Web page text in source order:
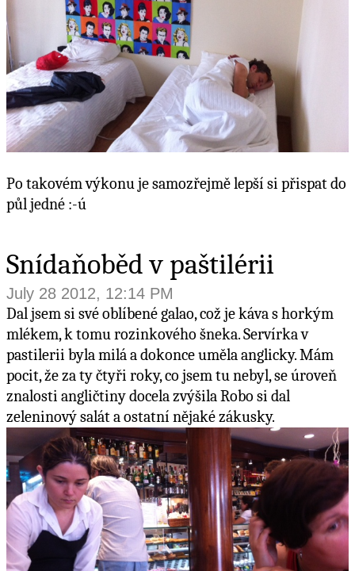
Po takovém výkonu je samozřejmě lepší si přispat do
půl jedné :-ú
Snídaňoběd v paštilérii
July 28 2012, 12:14 PM
Dal jsem si své oblíbené galao, což je káva s horkým
mlékem, k tomu rozinkového šneka. Servírka v
pastilerii byla milá a dokonce uměla anglicky. Mám
pocit, že za ty čtyři roky, co jsem tu nebyl, se úroveň
znalosti angličtiny docela zvýšila Robo si dal
zeleninový salát a ostatní nějaké zákusky.